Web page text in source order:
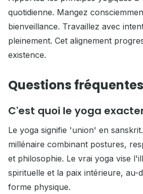
quotidienne. Mangez
bienveillance. Travaillez avec
pleinement. Cet alignement
existence.
Questions fréquentes
C'est quoi le yoga
Le yoga signifie 'union' en
millénaire combinant postures,
et philosophie. Le vrai yoga vise
spirituelle et la paix intérieure, au-
forme physique.